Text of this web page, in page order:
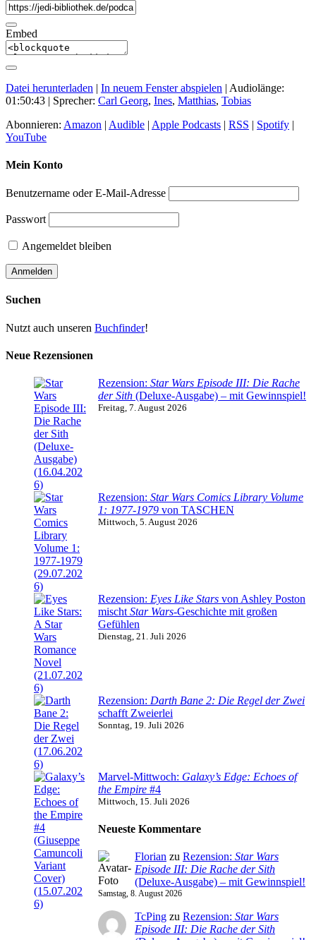
Embed
Datei herunterladen | In neuem Fenster abspielen | Audiolänge:
01:50:43 | Sprecher: Carl Georg, Ines, Matthias, Tobias
Abonnieren: Amazon | Audible | Apple Podcasts | RSS | Spotify |
YouTube
Mein Konto
Benutzername oder E-Mail-Adresse
Passwort
Angemeldet bleiben
Suchen
Nutzt auch unseren Buchfinder!
Neue Rezensionen
Rezension: Star Wars Episode III: Die Rache
der Sith (Deluxe-Ausgabe) – mit Gewinnspiel!
Freitag, 7. August 2026
Rezension: Star Wars Comics Library Volume
1: 1977-1979 von TASCHEN
Mittwoch, 5. August 2026
Rezension: Eyes Like Stars von Ashley Poston
mischt Star Wars-Geschichte mit großen
Gefühlen
Dienstag, 21. Juli 2026
Rezension: Darth Bane 2: Die Regel der Zwei
schafft Zweierlei
Sonntag, 19. Juli 2026
Marvel-Mittwoch: Galaxy’s Edge: Echoes of
the Empire #4
Mittwoch, 15. Juli 2026
Neueste Kommentare
Florian zu Rezension: Star Wars
Episode III: Die Rache der Sith
(Deluxe-Ausgabe) – mit Gewinnspiel!
Samstag, 8. August 2026
TcPing zu Rezension: Star Wars
Episode III: Die Rache der Sith